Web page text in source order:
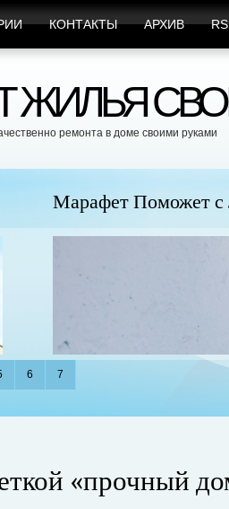
КОНТАКТЫ АРХИВ
ЖИЛЬЯ
ремонта в доме своими руками
с Любыми Видами
6 7
«прочный